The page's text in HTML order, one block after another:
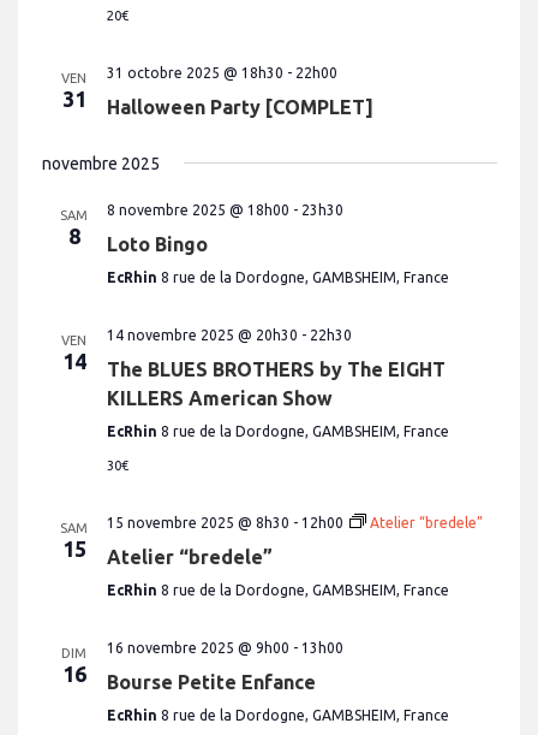
20€
VEN
31
31 octobre 2025 @ 18h30 - 22h00
Halloween Party [COMPLET]
novembre 2025
SAM
8
8 novembre 2025 @ 18h00 - 23h30
Loto Bingo
EcRhin 8 rue de la Dordogne, GAMBSHEIM, France
VEN
14
14 novembre 2025 @ 20h30 - 22h30
The BLUES BROTHERS by The EIGHT
KILLERS American Show
EcRhin 8 rue de la Dordogne, GAMBSHEIM, France
30€
SAM
15
15 novembre 2025 @ 8h30 - 12h00 Atelier “bredele”
Atelier “bredele”
EcRhin 8 rue de la Dordogne, GAMBSHEIM, France
DIM
16
16 novembre 2025 @ 9h00 - 13h00
Bourse Petite Enfance
EcRhin 8 rue de la Dordogne, GAMBSHEIM, France